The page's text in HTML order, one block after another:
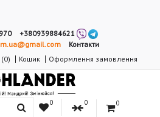
+380939884621
Контакти
Кошик Оформлення замовлення
0 0 0